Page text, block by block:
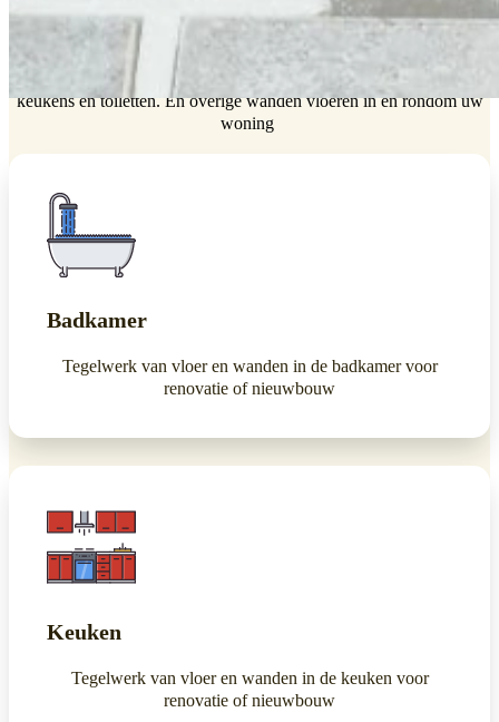
Vakmanschap
Specialist in het betegelen van vloeren en wanden van badkamers,
keukens en toiletten. En overige wanden vloeren in en rondom uw
woning
Badkamer
Tegelwerk van vloer en wanden in de badkamer voor
renovatie of nieuwbouw
Keuken
Tegelwerk van vloer en wanden in de keuken voor
renovatie of nieuwbouw